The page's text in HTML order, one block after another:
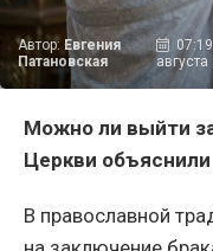
Автор: Евгения
Патановская
августа
Можно ли выйти
Церкви объяснили
В православной